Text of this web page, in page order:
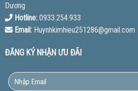
Dương
Hotline:0933.254.933
Email:Huynhkimhieu251286@gmail.com
ĐĂNG KÝ NHẬN ƯU ĐÃI